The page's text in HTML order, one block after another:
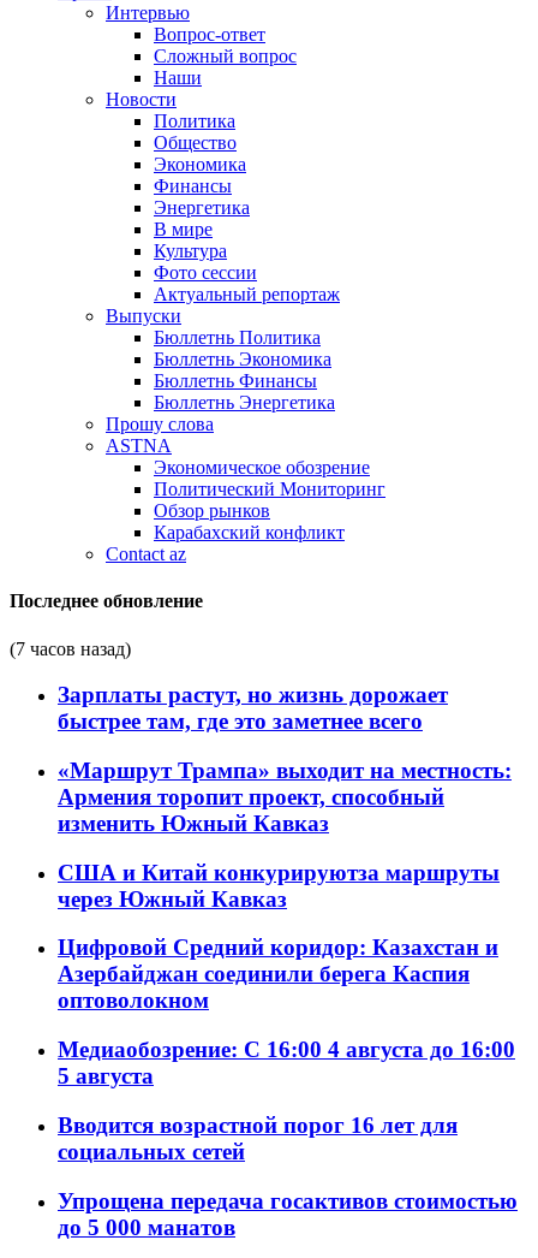
Интервью
Вопрос-ответ
Сложный вопрос
Наши
Новости
Политика
Общество
Экономика
Финансы
Энергетика
В мире
Культура
Фото сессии
Актуальный репортаж
Выпуски
Бюллетнь Политика
Бюллетнь Экономика
Бюллетнь Финансы
Бюллетнь Энергетика
Прошу слова
ASTNA
Экономическое обозрение
Политический Мониторинг
Обзор рынков
Карабахский конфликт
Contact az
Последнее обновление
(7 часов назад)
Зарплаты растут, но жизнь дорожает
быстрее там, где это заметнее всего
«Маршрут Трампа» выходит на местность:
Армения торопит проект, способный
изменить Южный Кавказ
США и Китай конкурируютза маршруты
через Южный Кавказ
Цифровой Средний коридор: Казахстан и
Азербайджан соединили берега Каспия
оптоволокном
Медиаобозрение: С 16:00 4 августа до 16:00
5 августа
Вводится возрастной порог 16 лет для
социальных сетей
Упрощена передача госактивов стоимостью
до 5 000 манатов